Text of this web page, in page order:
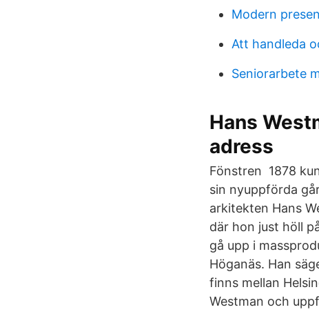
Modern
Att handleda
Seniorarbete
Hans
adress
Fönstren 1878
sin nyuppförda
arkitekten Hans
där hon just höll
gå upp i
Höganäs. Han
finns mellan
Westman och